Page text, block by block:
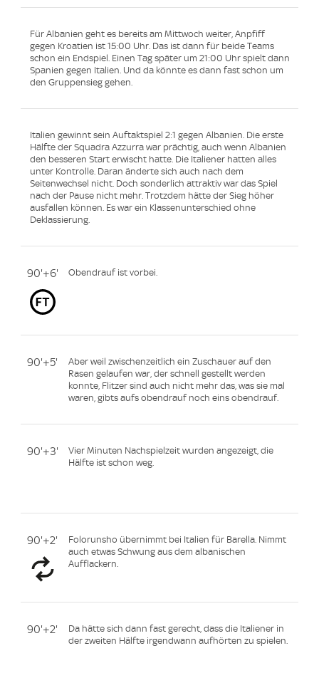
Für Albanien geht es bereits am Mittwoch weiter, Anpfiff
gegen Kroatien ist 15:00 Uhr. Das ist dann für beide Teams
schon ein Endspiel. Einen Tag später um 21:00 Uhr spielt dann
Spanien gegen Italien. Und da könnte es dann fast schon um
den Gruppensieg gehen.
Italien gewinnt sein Auftaktspiel 2:1 gegen Albanien. Die erste
Hälfte der Squadra Azzurra war prächtig, auch wenn Albanien
den besseren Start erwischt hatte. Die Italiener hatten alles
unter Kontrolle. Daran änderte sich auch nach dem
Seitenwechsel nicht. Doch sonderlich attraktiv war das Spiel
nach der Pause nicht mehr. Trotzdem hätte der Sieg höher
ausfallen können. Es war ein Klassenunterschied ohne
Deklassierung.
90'+6' Obendrauf ist vorbei.
90'+5'
Aber weil zwischenzeitlich ein Zuschauer auf den
Rasen gelaufen war, der schnell gestellt werden
konnte, Flitzer sind auch nicht mehr das, was sie mal
waren, gibts aufs obendrauf noch eins obendrauf.
90'+3'
Vier Minuten Nachspielzeit wurden angezeigt, die
Hälfte ist schon weg.
90'+2'
Folorunsho übernimmt bei Italien für Barella. Nimmt
auch etwas Schwung aus dem albanischen
Aufflackern.
90'+2'
Da hätte sich dann fast gerecht, dass die Italiener in
der zweiten Hälfte irgendwann aufhörten zu spielen.